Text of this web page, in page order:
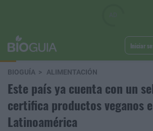
Iniciar
BIOGUÍA ALIMENTACIÓN
Este país ya cuenta con un
certifica productos veganos
Latinoamérica